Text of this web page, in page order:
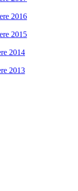
2016
2015
2014
2013